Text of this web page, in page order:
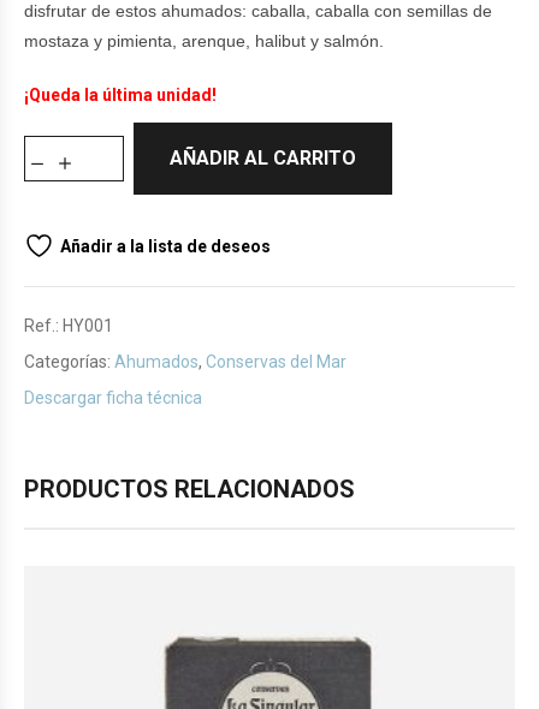
disfrutar de estos ahumados: caballa, caballa con semillas de
mostaza y pimienta, arenque, halibut y salmón.
¡Queda la última unidad!
AÑADIR AL CARRITO
Añadir a la lista de deseos
Ref.: HY001
Categorías: Ahumados, Conservas del Mar
Descargar ficha técnica
PRODUCTOS RELACIONADOS